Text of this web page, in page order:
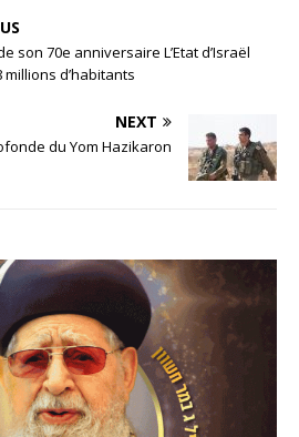
son 70e anniversaire L’Etat d’Israël
millions d’habitants
NEXT
du Yom Hazikaron